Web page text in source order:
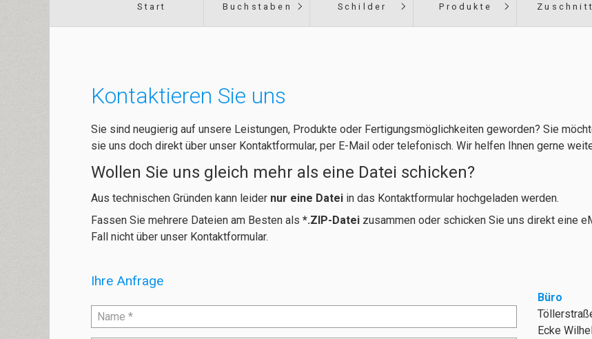
Start Buchstaben Schilder Produkte
Kontaktieren Sie uns
Sie sind neugierig auf unsere Leistungen, Produkte oder Fertigungsmöglichkeiten geworden? Sie
sie uns doch direkt über unser Kontaktformular, per E-Mail oder telefonisch. Wir helfen Ihnen gerne
Wollen Sie uns gleich mehr als eine Datei schicken?
Aus technischen Gründen kann leider nur eine Datei in das Kontaktformular hochgeladen werden.
Fassen Sie mehrere Dateien am Besten als *.ZIP-Datei zusammen oder schicken Sie uns direkt eine
Fall nicht über unser Kontaktformular.
Ihre Anfrage
Büro
Ecke